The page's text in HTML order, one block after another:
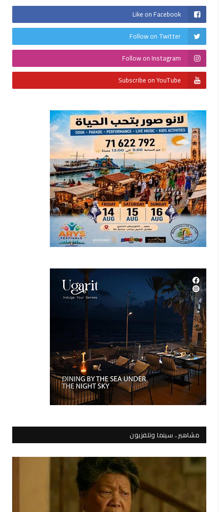
Like on Facebook
Follow on Twitter
Follow on Instagram
Subscribe on YouTube
مشاهير.. سينما وتلفزيون